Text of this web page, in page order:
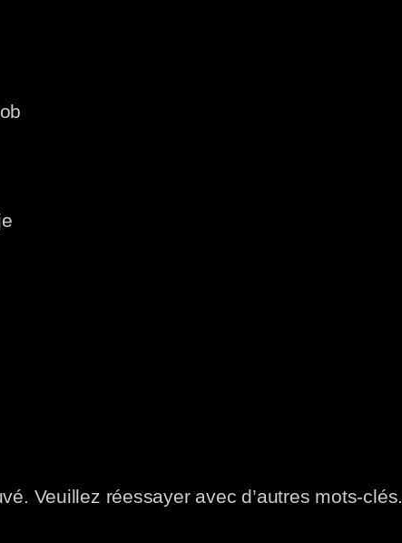
Veuillez réessayer avec d’autres mots-clés.